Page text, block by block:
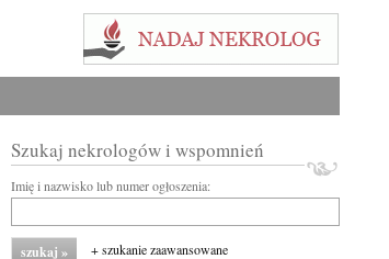
Szukaj nekrologów i wspomnień
Imię i nazwisko lub numer ogłoszenia:
+ szukanie zaawansowane